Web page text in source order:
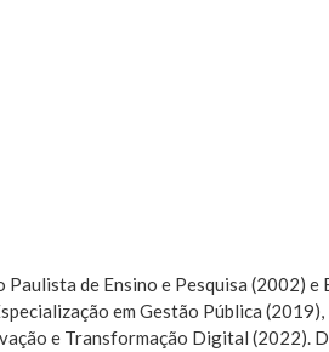
de Ensino e Pesquisa (2002)
em Gestão Pública
e Transformação Digital